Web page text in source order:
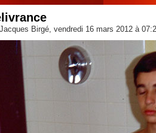
Birgé, vendredi 16 mars 2012 à